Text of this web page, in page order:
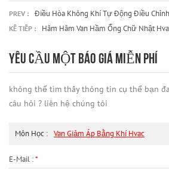
PREV : Điều Hòa Không Khí Tự Động Điều
KẾ TIẾP : Hãm Hãm Van Hầm Ống Chữ Nhật
YÊU CẦU MỘT BÁO GIÁ MIỄN PHÍ
không thể tìm thấy thông tin cụ thể bạn
câu hỏi ? liên hệ chúng tôi
Môn Học : Van Giảm Áp Bằng Khí Hvac
E-Mail :*